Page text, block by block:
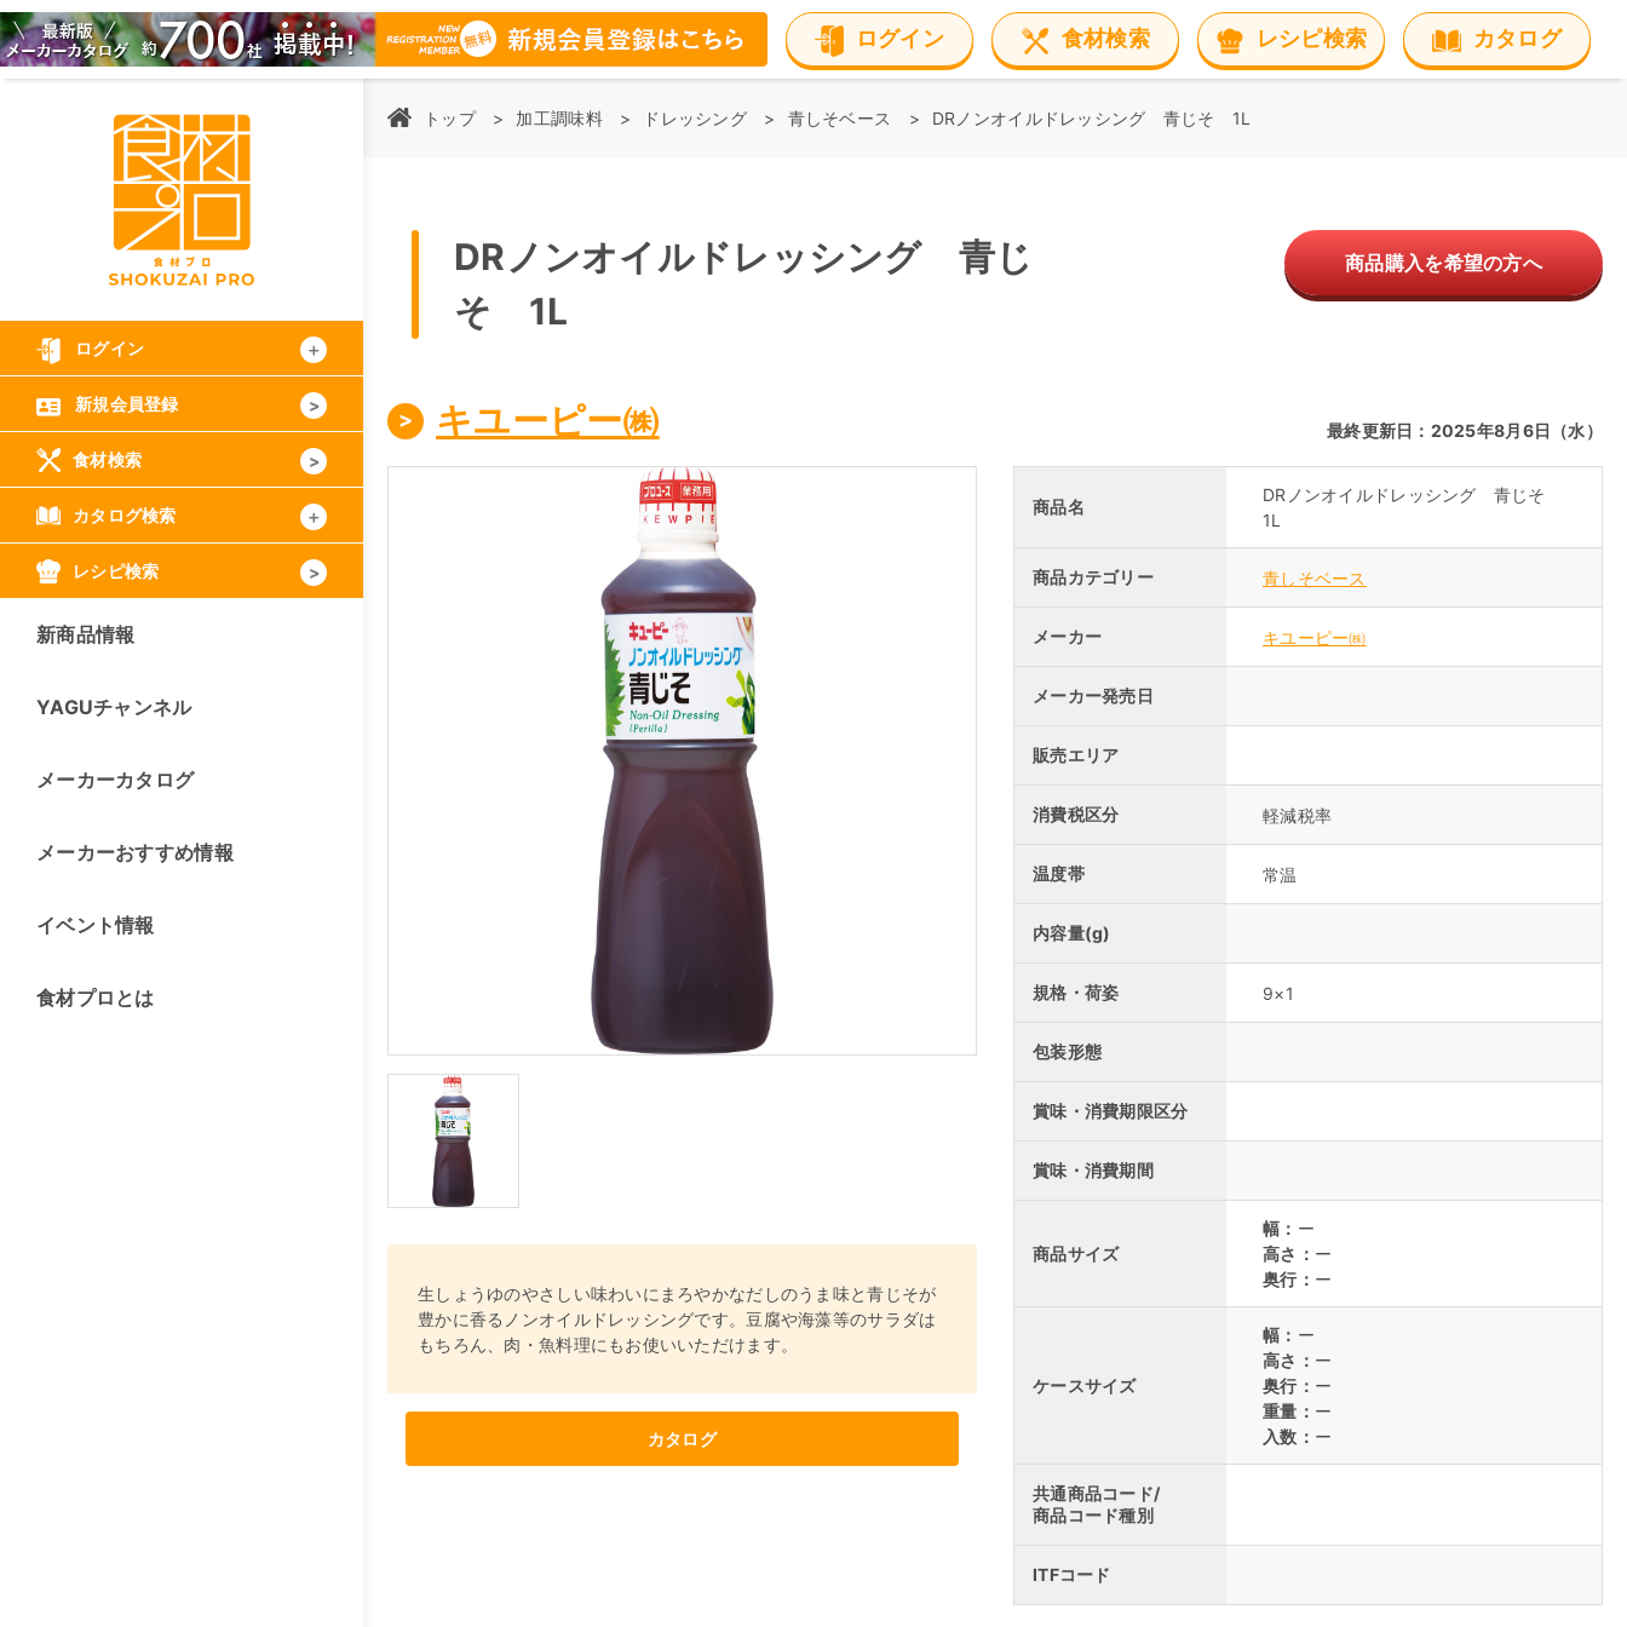
ログイン 食材検索 レシピ検索 カタログ
ログイン
新規会員登録
食材検索
カタログ検索
レシピ検索
新商品情報
YAGUチャンネル
メーカーカタログ
メーカーおすすめ情報
イベント情報
食材プロとは
トップ 加工調味料 ドレッシング 青しそベース DRノンオイルドレッシング 青じそ 1L
DRノンオイルドレッシング 青じ
そ 1L
商品購入を希望の方へ
キユーピー㈱ 最終更新日：2025年8月6日（水）
生しょうゆのやさしい味わいにまろやかなだしのうま味と青じそが
豊かに香るノンオイルドレッシングです。豆腐や海藻等のサラダは
もちろん、肉・魚料理にもお使いいただけます。
カタログ
商品名
DRノンオイルドレッシング 青じそ
1L
商品カテゴリー 青しそベース
メーカー キユーピー㈱
メーカー発売日
販売エリア
消費税区分 軽減税率
温度帯 常温
内容量(g)
規格・荷姿 9×1
包装形態
賞味・消費期限区分
賞味・消費期間
商品サイズ
幅： ー
高さ： ー
奥行： ー
ケースサイズ
幅： ー
高さ： ー
奥行： ー
重量： ー
入数： ー
共通商品コード/
商品コード種別
ITFコード